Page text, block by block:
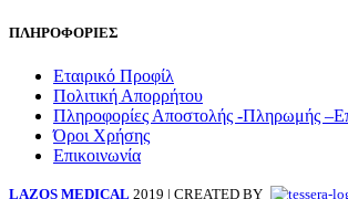
ΠΛΗΡΟΦΟΡΙΕΣ
Εταιρικό Προφίλ
Πολιτική Απορρήτου
Πληροφορίες Αποστολής -Πληρωμής
Όροι Χρήσης
Επικοινωνία
LAZOS MEDICAL 2019 | CREATED BY